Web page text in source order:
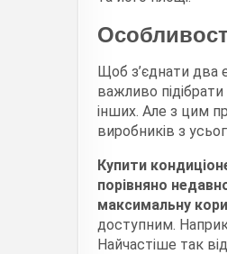
Щоб з’єднати два
важливо
інших. Але з цим
виробників з
Купити
порівняно
максимальну
доступним.
Найчастіше так